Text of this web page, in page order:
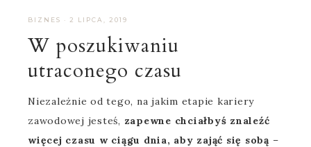
BIZNES · 2 LIPCA, 2019
W poszukiwaniu
utraconego czasu
Niezależnie od tego, na jakim etapie kariery
zawodowej jesteś, zapewne chciałbyś znaleźć
więcej czasu w ciągu dnia, aby zająć się sobą –